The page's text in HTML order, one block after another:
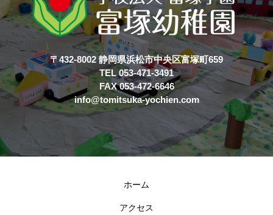
〒432-8002 静岡県浜松市中央区富塚町659
TEL 053-471-3491
FAX 053-472-6646
info@tomitsuka-yochien.com
ホーム
アクセス